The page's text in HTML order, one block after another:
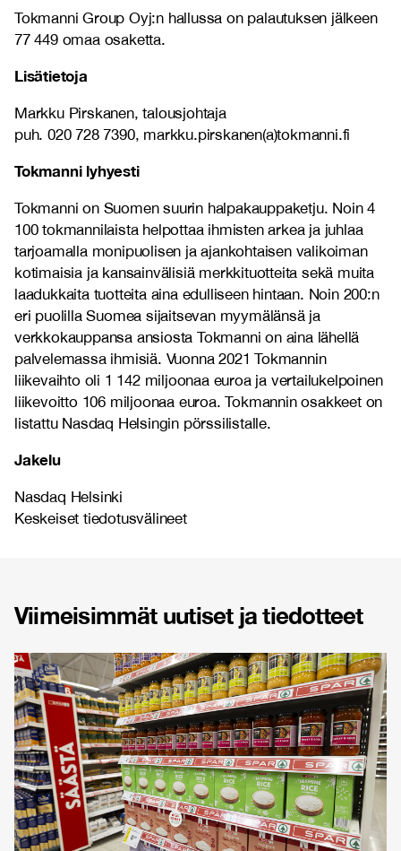
Tokmanni Group Oyj:n hallussa on palautuksen jälkeen
77 449 omaa osaketta.
Lisätietoja
Markku Pirskanen, talousjohtaja
puh. 020 728 7390, markku.pirskanen(a)tokmanni.fi
Tokmanni lyhyesti
Tokmanni on Suomen suurin halpakauppaketju. Noin 4
100 tokmannilaista helpottaa ihmisten arkea ja juhlaa
tarjoamalla monipuolisen ja ajankohtaisen valikoiman
kotimaisia ja kansainvälisiä merkkituotteita sekä muita
laadukkaita tuotteita aina edulliseen hintaan. Noin 200:n
eri puolilla Suomea sijaitsevan myymälänsä ja
verkkokauppansa ansiosta Tokmanni on aina lähellä
palvelemassa ihmisiä. Vuonna 2021 Tokmannin
liikevaihto oli 1 142 miljoonaa euroa ja vertailukelpoinen
liikevoitto 106 miljoonaa euroa. Tokmannin osakkeet on
listattu Nasdaq Helsingin pörssilistalle.
Jakelu
Nasdaq Helsinki
Keskeiset tiedotusvälineet
Viimeisimmät uutiset ja tiedotteet